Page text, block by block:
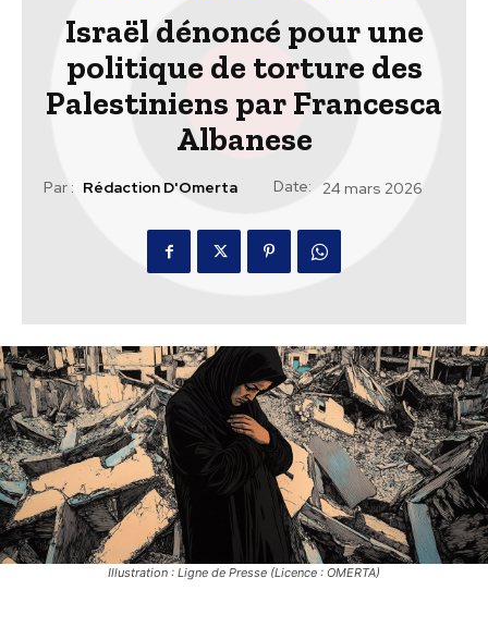
Israël dénoncé pour une
politique de torture des
Palestiniens par Francesca
Albanese
Par : Rédaction D'Omerta Date: 24 mars 2026
Illustration : Ligne de Presse (Licence : OMERTA)